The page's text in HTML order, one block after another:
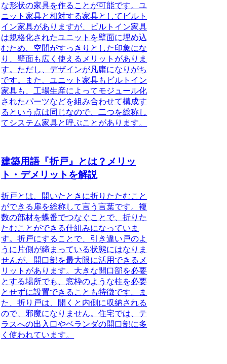
な形状の家具を作ることが可能です。ユ
ニット家具と相対する家具としてビルト
イン家具がありますが、ビルトイン家具
は規格化されたユニットを壁面に埋め込
むため、空間がすっきりとした印象にな
り、壁面も広く使えるメリットがありま
す。ただし、デザインが凡庸になりがち
です。また、ユニット家具もビルトイン
家具も、工場生産によってモジュール化
されたパーツなどを組み合わせて構成す
るという点は同じなので、二つを総称し
てシステム家具と呼ぶことがあります。
建築用語『折戸』とは？メリッ
ト・デメリットを解説
折戸とは、開いたときに折りたたむこと
ができる扉を総称して言う言葉です。複
数の部材を蝶番でつなぐことで、折りた
たむことができる仕組みになっていま
す。折戸にすることで、引き違い戸のよ
うに片側が締まっている状態にはなりま
せんが、開口部を最大限に活用できるメ
リットがあります。大きな開口部を必要
とする場所でも、窓枠のような柱を必要
とせずに設置できることも特徴です。ま
た、折り戸は、開くと内側に収納される
ので、邪魔になりません。住宅では、テ
ラスへの出入口やベランダの開口部に多
く使われています。